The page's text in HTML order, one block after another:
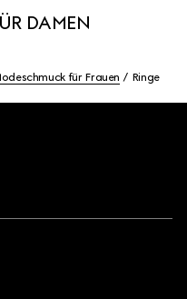
DAMEN
für Frauen Ringe